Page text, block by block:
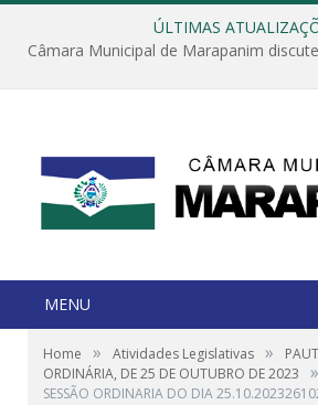
ÚLTIMAS
MENU
Home » Atividades Legislativas »
ORDINÁRIA, DE 25 DE OUTUBRO DE 2023
»
SESSÃO ORDINARIA DO DIA